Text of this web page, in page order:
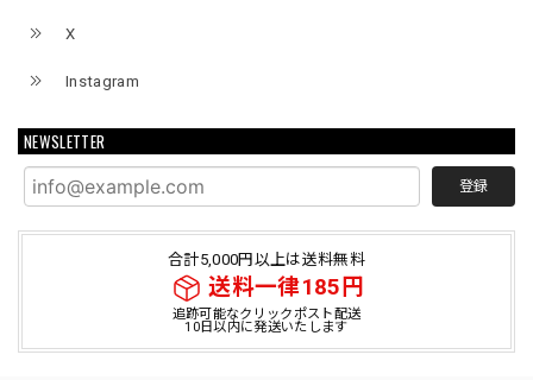
X
Instagram
NEWSLETTER
登録
合計5,000円以上は送料無料
送料一律185円
追跡可能なクリックポスト配送
10日以内に発送いたします